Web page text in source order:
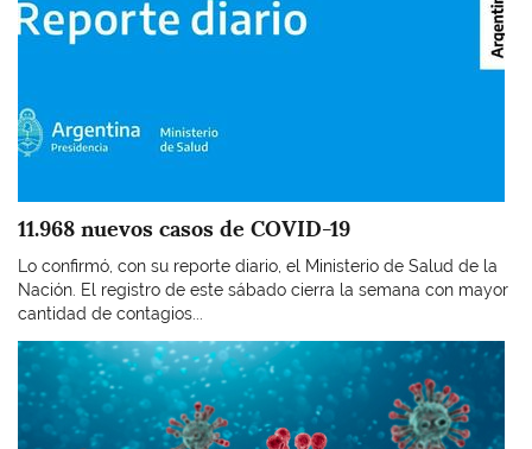
11.968 nuevos casos de COVID-19
Lo confirmó, con su reporte diario, el Ministerio de Salud de la
Nación. El registro de este sábado cierra la semana con mayor
cantidad de contagios...
Imagen